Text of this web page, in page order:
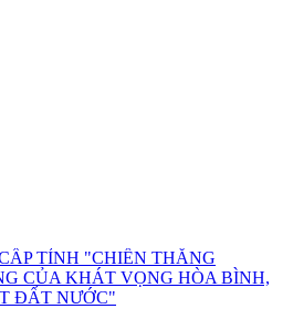
TỈNH "CHIẾN THẮNG
CỦA KHÁT VỌNG HÒA BÌNH,
ĐẤT NƯỚC"